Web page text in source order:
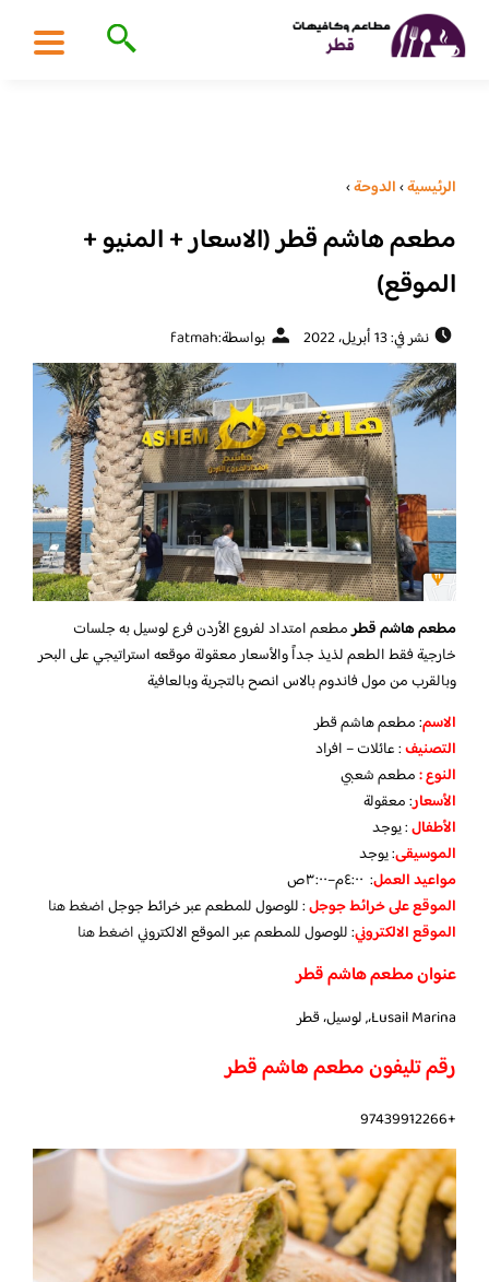
الرئيسية›الدوحة›
مطعم هاشم قطر (الاسعار + المنيو +
الموقع)
نشر في: 13 أبريل، 2022 بواسطة:fatmah
مطعم هاشم قطرمطعم ‏امتداد لفروع الأردن فرع لوسيل به جلسات
خارجية فقط الطعم لذيذ جداً والأسعار معقولة موقعه استراتيجي على البحر
وبالقرب من مول فاندوم بالاس انصح بالتجربة وبالعافية
الاسم: مطعم هاشم قطر
التصنيف: عائلات – افراد
النوع :مطعم شعبي
الأسعار:معقولة
الأطفال:يوجد
الموسيقى:يوجد
مواعيد العمل: ٤:٠٠م–٣:٠٠ص
الموقع على خرائط جوجل: للوصول للمطعم عبر خرائط جوجلاضغط هنا
الموقع الالكتروني: للوصول للمطعم عبر الموقع الالكترونياضغط هنا
عنوان مطعم هاشم قطر
Lusail Marina،, لوسيل، قطر
رقم تليفون مطعم هاشم قطر
+97439912266